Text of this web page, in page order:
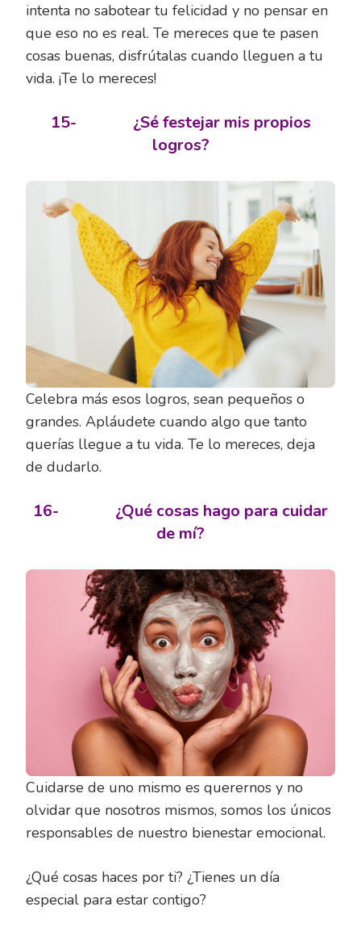
intenta no sabotear tu felicidad y no pensar en
que eso no es real. Te mereces que te pasen
cosas buenas, disfrútalas cuando lleguen a tu
vida. ¡Te lo mereces!
15-
¿Sé festejar mis propios
logros?
Celebra más esos logros, sean pequeños o
grandes. Apláudete cuando algo que tanto
querías llegue a tu vida. Te lo mereces, deja
de dudarlo.
16-
¿Qué cosas hago para cuidar
de mí?
Cuidarse de uno mismo es querernos y no
olvidar que nosotros mismos, somos los únicos
responsables de nuestro bienestar emocional.
¿Qué cosas haces por ti? ¿Tienes un día
especial para estar contigo?